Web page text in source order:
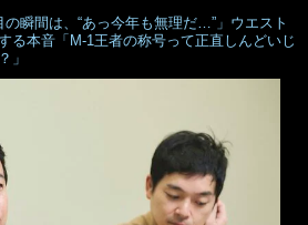
の瞬間は、“あっ今年も無理だ…”」ウエスト
る本音「M-1王者の称号って正直しんどいじ
」